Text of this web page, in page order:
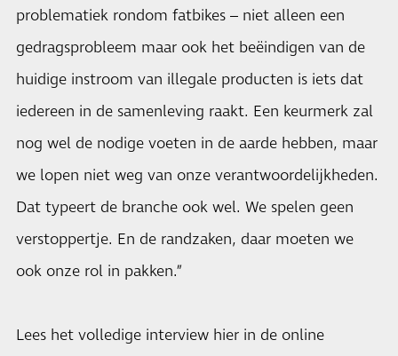
problematiek rondom fatbikes – niet alleen een
gedragsprobleem maar ook het beëindigen van de
huidige instroom van illegale producten is iets dat
iedereen in de samenleving raakt. Een keurmerk zal
nog wel de nodige voeten in de aarde hebben, maar
we lopen niet weg van onze verantwoordelijkheden.
Dat typeert de branche ook wel. We spelen geen
verstoppertje. En de randzaken, daar moeten we
ook onze rol in pakken.”
Lees het volledige interview hier in de online